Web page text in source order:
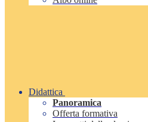
Didattica
Panoramica
Offerta formativa